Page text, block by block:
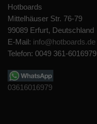
Hotboards
Mittelhäuser Str. 76-79
99089 Erfurt, Deutschland
E-Mail: info@hotboards.de
Telefon: 0049 361-6016979
03616016979